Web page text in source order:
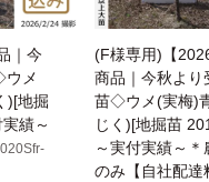
｜今
ウメ
)[地掘
績～
(F様専用)【
商品｜今秋より
苗◇ウメ(実梅)
じく)[地掘苗
～実付実績～＊
のみ【自社配達